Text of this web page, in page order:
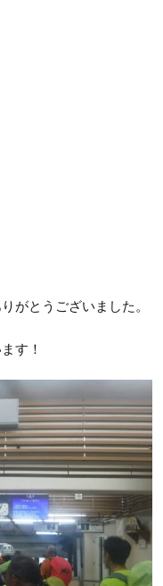
がとうございました。
す！